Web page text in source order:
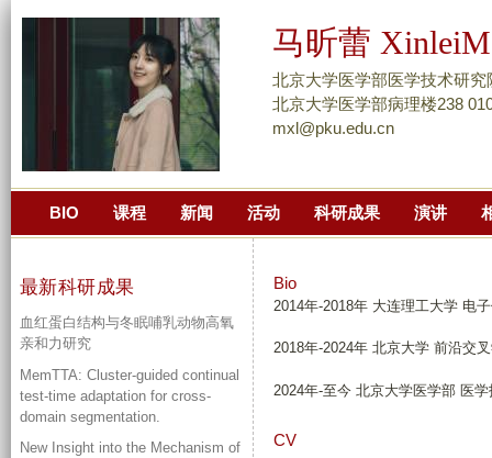
转
到
页
主
内
部
马昕蕾
北京大学医学部医学技术研究
北京大学医学部病理楼238
mxl@pku.edu.cn
BIO 课程 新闻 活动 科研成果 演讲
Bio
2014年-2018年 大连理工大学 电
2018年-2024年 北京大学 前沿交
2024年-至今 北京大学医学部 医
CV
最新科研成果
血红蛋白结构与冬眠哺乳动物高氧
亲和力研究
MemTTA: Cluster-guided continual
test-time adaptation for cross-
domain segmentation.
New Insight into the Mechanism of